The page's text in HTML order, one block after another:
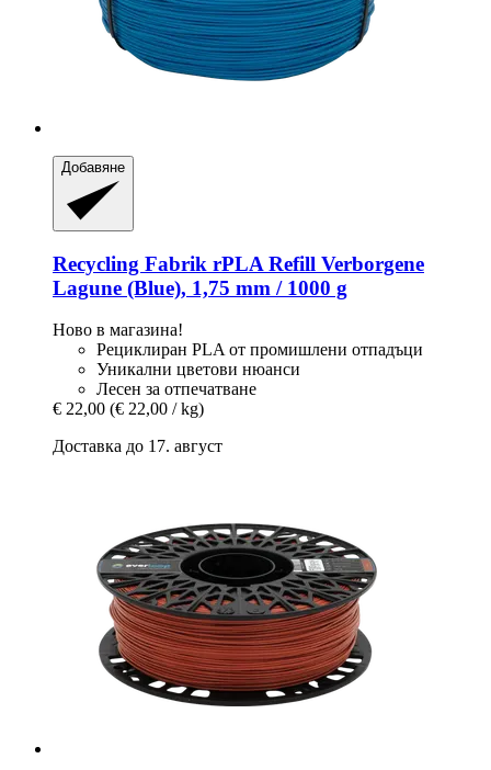
Добавяне
Recycling Fabrik rPLA Refill Verborgene
Lagune (Blue), 1,75 mm / 1000 g
Ново в магазина!
Рециклиран PLA от промишлени отпадъци
Уникални цветови нюанси
Лесен за отпечатване
€ 22,00 (€ 22,00 / kg)
Доставка до 17. август